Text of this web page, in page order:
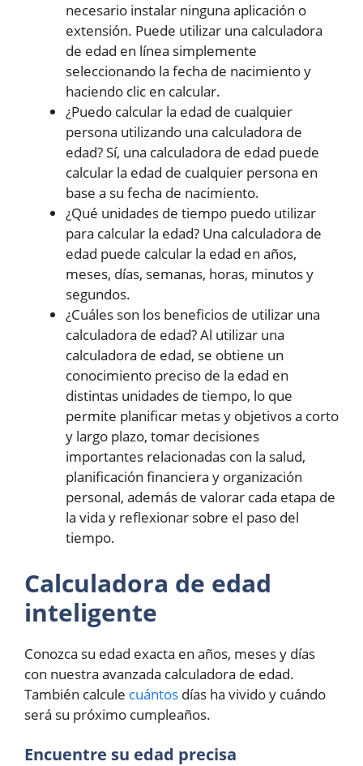
necesario instalar ninguna aplicación o
extensión. Puede utilizar una calculadora
de edad en línea simplemente
seleccionando la fecha de nacimiento y
haciendo clic en calcular.
¿Puedo calcular la edad de cualquier
persona utilizando una calculadora de
edad? Sí, una calculadora de edad puede
calcular la edad de cualquier persona en
base a su fecha de nacimiento.
¿Qué unidades de tiempo puedo utilizar
para calcular la edad? Una calculadora de
edad puede calcular la edad en años,
meses, días, semanas, horas, minutos y
segundos.
¿Cuáles son los beneficios de utilizar una
calculadora de edad? Al utilizar una
calculadora de edad, se obtiene un
conocimiento preciso de la edad en
distintas unidades de tiempo, lo que
permite planificar metas y objetivos a corto
y largo plazo, tomar decisiones
importantes relacionadas con la salud,
planificación financiera y organización
personal, además de valorar cada etapa de
la vida y reflexionar sobre el paso del
tiempo.
Calculadora de edad
inteligente
Conozca su edad exacta en años, meses y días
con nuestra avanzada calculadora de edad.
También calcule cuántos días ha vivido y cuándo
será su próximo cumpleaños.
Encuentre su edad precisa